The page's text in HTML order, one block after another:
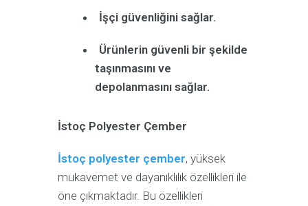
İşçi güvenliğini sağlar.
Ürünlerin güvenli bir şekilde
taşınmasını ve
depolanmasını sağlar.
İstoç Polyester Çember
İstoç polyester çember, yüksek
mukavemet ve dayanıklılık özellikleri ile
öne çıkmaktadır. Bu özellikleri